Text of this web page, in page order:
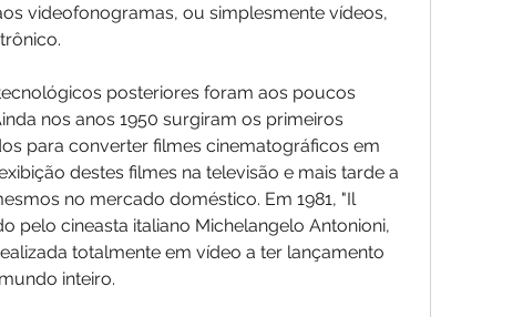
videofonogramas, ou simplesmente vídeos,
posteriores foram aos poucos
nos anos 1950 surgiram os primeiros
para converter filmes cinematográficos em
destes filmes na televisão e mais tarde a
no mercado doméstico. Em 1981, "Il
pelo cineasta italiano Michelangelo Antonioni,
totalmente em vídeo a ter lançamento
inteiro.